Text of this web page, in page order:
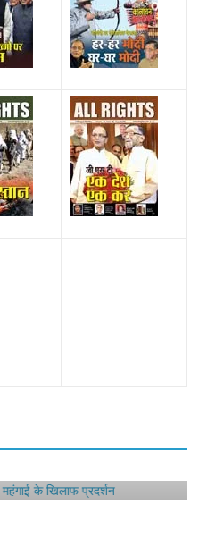
के खिलाफ प्रदर्शन